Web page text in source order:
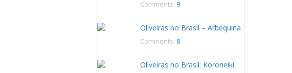
Comments: 9
Oliveiras no Brasil – Arbequina
Comments: 8
Oliveiras no Brasil: Koroneiki